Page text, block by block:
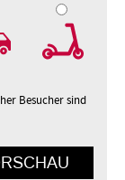
Besucher sind